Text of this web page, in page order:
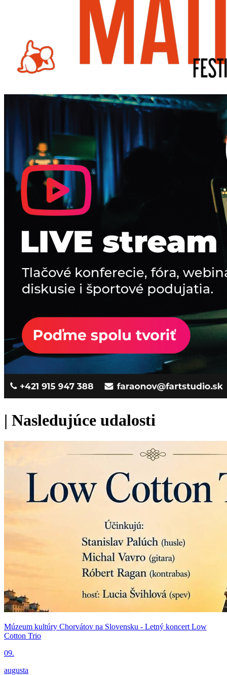
| Nasledujúce udalosti
Múzeum kultúry Chorvátov na Slovensku - Letný koncert Low
Cotton Trio
09.
augusta